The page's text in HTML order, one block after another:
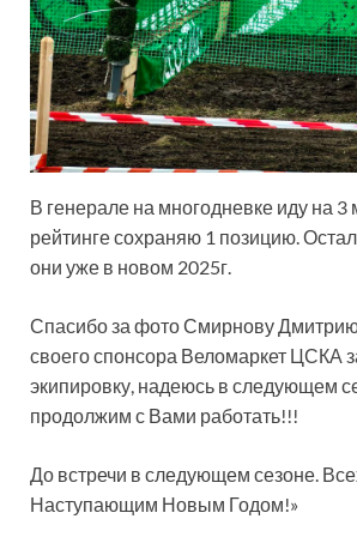
В генерале на многодневке иду на 3
рейтинге сохраняю 1 позицию.
они уже в новом 2025г.
Спасибо за фото Смирнову
своего спонсора Веломаркет ЦСКА
экипировку, надеюсь в следующем
продолжим с Вами работать!!!
До встречи в следующем сезоне.
Наступающим Новым Годом!»